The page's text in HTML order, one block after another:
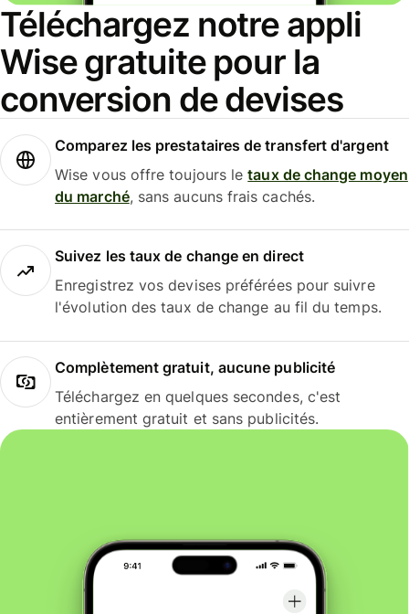
Téléchargez notre appli
Wise gratuite pour la
conversion de devises
Comparez les prestataires de transfert d'argent
Wise vous offre toujours letaux de change moyen
du marché, sans aucuns frais cachés.
Suivez les taux de change en direct
Enregistrez vos devises préférées pour suivre
l'évolution des taux de change au fil du temps.
Complètement gratuit, aucune publicité
Téléchargez en quelques secondes, c'est
entièrement gratuit et sans publicités.